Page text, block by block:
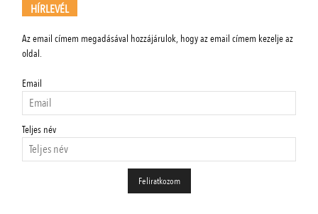
HÍRLEVÉL
Az email címem megadásával hozzájárulok, hogy az email címem kezelje az
oldal.
Email
Teljes név